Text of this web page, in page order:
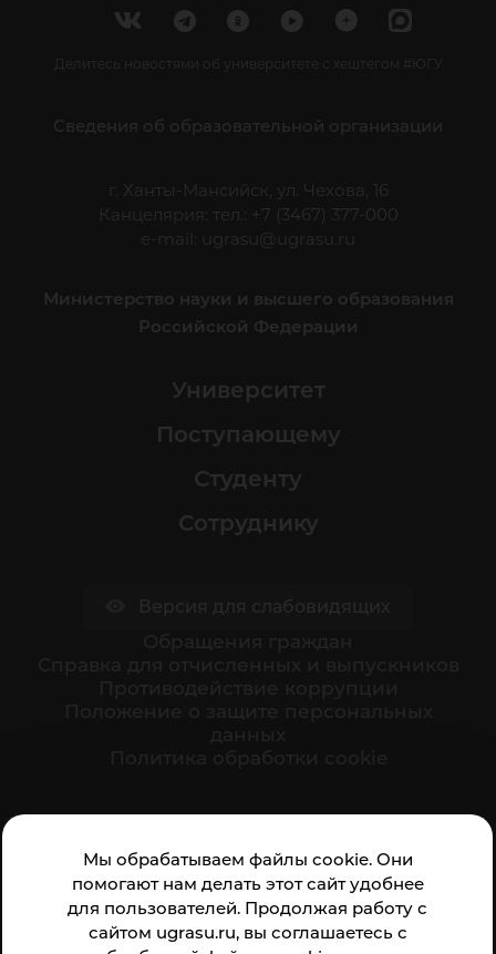
Мы обрабатываем файлы cookie. Они
помогают нам делать этот сайт удобнее
для пользователей. Продолжая работу с
сайтом ugrasu.ru, вы соглашаетесь с
Делитесь новостями об университете с хештегом #ЮГУ
Сведения об образовательной организации
г. Ханты-Мансийск, ул. Чехова, 16
Канцелярия: тел.: +7 (3467) 377-000
e-mail:
ugrasu@ugrasu.ru
Министерство науки и высшего образования
Российской Федерации
Университет
Поступающему
Студенту
Сотруднику
организации: